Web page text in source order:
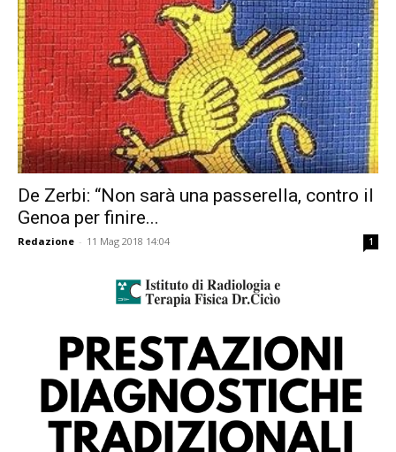
De Zerbi: “Non sarà una passerella, contro il
Genoa per finire...
Redazione - 11 Mag 2018 14:04 1